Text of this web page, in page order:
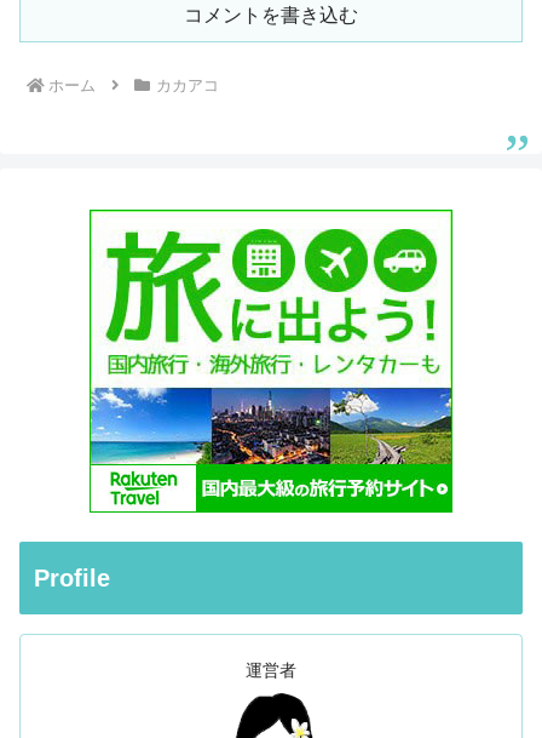
コメントを書き込む
ホーム カカアコ
Profile
運営者